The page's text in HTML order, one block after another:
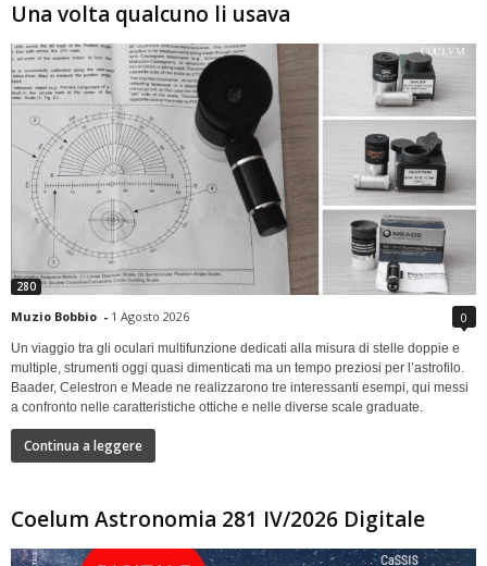
Una volta qualcuno li usava
280
Muzio Bobbio - 1 Agosto 2026 0
Un viaggio tra gli oculari multifunzione dedicati alla misura di stelle doppie e
multiple, strumenti oggi quasi dimenticati ma un tempo preziosi per l’astrofilo.
Baader, Celestron e Meade ne realizzarono tre interessanti esempi, qui messi
a confronto nelle caratteristiche ottiche e nelle diverse scale graduate.
Continua a leggere
Coelum Astronomia 281 IV/2026 Digitale